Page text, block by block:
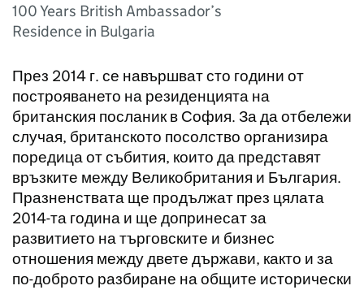
100 Years British Ambassador’s
Residence in Bulgaria
През 2014 г. се навършват сто години от
построяването на резиденцията на
британския посланик в София. За да отбележи
случая, британското посолство организира
поредица от събития, които да представят
връзките между Великобритания и България.
Празненствата ще продължат през цялата
2014-та година и ще допринесат за
развитието на търговските и бизнес
отношения между двете държави, както и за
по-доброто разбиране на общите исторически